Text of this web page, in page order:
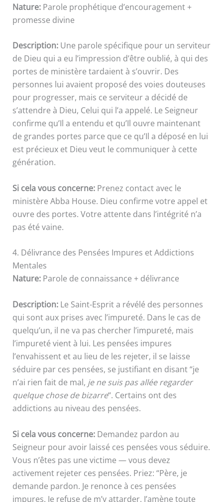
Nature:Parole prophétique d’encouragement +
promesse divine
Description:Une parole spécifique pour un serviteur
de Dieu qui a eu l’impression d’être oublié, à qui des
portes de ministère tardaient à s’ouvrir. Des
personnes lui avaient proposé des voies douteuses
pour progresser, mais ce serviteur a décidé de
s’attendre à Dieu, Celui qui l’a appelé. Le Seigneur
confirme qu’Il a entendu et qu’Il ouvre maintenant
de grandes portes parce que ce qu’Il a déposé en lui
est précieux et Dieu veut le communiquer à cette
génération.
Si cela vous concerne:Prenez contact avec le
ministère Abba House. Dieu confirme votre appel et
ouvre des portes. Votre attente dans l’intégrité n’a
pas été vaine.
4. Délivrance des Pensées Impures et Addictions
Mentales
Nature:Parole de connaissance + délivrance
Description:Le Saint-Esprit a révélé des personnes
qui sont aux prises avec l’impureté. Dans le cas de
quelqu’un, il ne va pas chercher l’impureté, mais
l’impureté vient à lui. Les pensées impures
l’envahissent et au lieu de les rejeter, il se laisse
séduire par ces pensées, se justifiant en disant “je
n’ai rien fait de mal, je ne suis pas allée regarder
quelque chose de bizarre“. Certains ont des
addictions au niveau des pensées.
Si cela vous concerne:Demandez pardon au
Seigneur pour avoir laissé ces pensées vous séduire.
Vous n’êtes pas une victime — vous devez
activement rejeter ces pensées. Priez: “Père, je
demande pardon. Je renonce à ces pensées
impures. Je refuse de m’y attarder. J’amène toute